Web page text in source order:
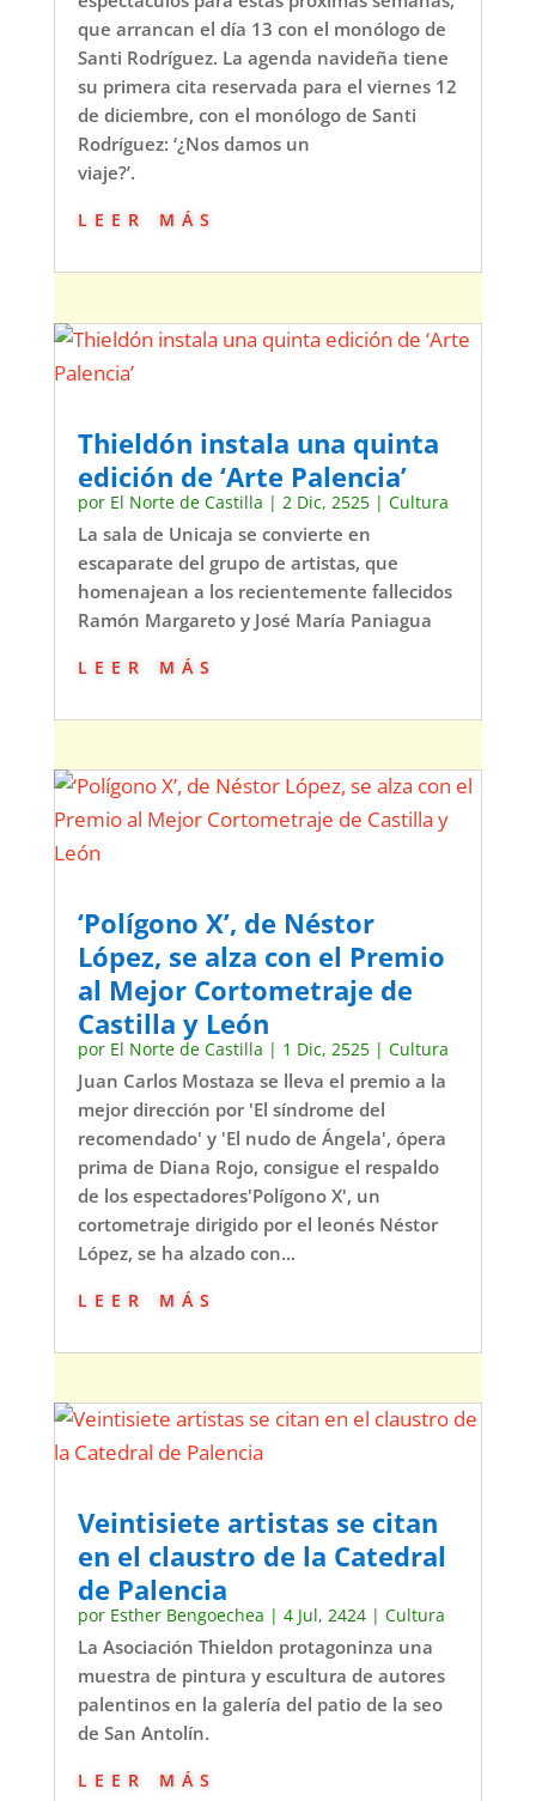
que arrancan el día 13 con el monólogo de
Santi Rodríguez. La agenda navideña tiene
su primera cita reservada para el viernes 12
de diciembre, con el monólogo de Santi
Rodríguez: ‘¿Nos damos un
viaje?’.
leer más
Thieldón instala una quinta
edición de ‘Arte Palencia’
por El Norte de Castilla | 2 Dic, 2525| Cultura
La sala de Unicaja se convierte en
escaparate del grupo de artistas, que
homenajean a los recientemente fallecidos
Ramón Margareto y José María Paniagua
leer más
‘Polígono X’, de Néstor
López, se alza con el Premio
al Mejor Cortometraje de
Castilla y León
por El Norte de Castilla | 1 Dic, 2525| Cultura
Juan Carlos Mostaza se lleva el premio a la
mejor dirección por 'El síndrome del
recomendado' y 'El nudo de Ángela', ópera
prima de Diana Rojo, consigue el respaldo
de los espectadores'Polígono X', un
cortometraje dirigido por el leonés Néstor
López, se ha alzado con...
leer más
Veintisiete artistas se citan
en el claustro de la Catedral
de Palencia
por Esther Bengoechea | 4 Jul, 2424| Cultura
La Asociación Thieldon protagoninza una
muestra de pintura y escultura de autores
palentinos en la galería del patio de la seo
de San Antolín.
leer más